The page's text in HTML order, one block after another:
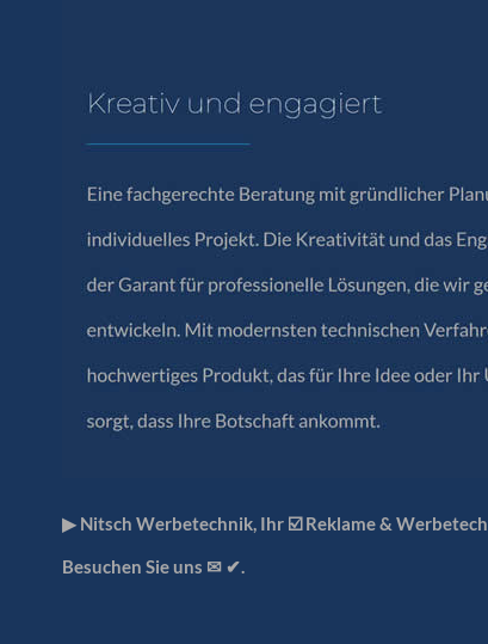
▶︎ Nitsch Werbetechnik, Ihr ☑️ Reklame &
Besuchen Sie uns ✉ ✔.